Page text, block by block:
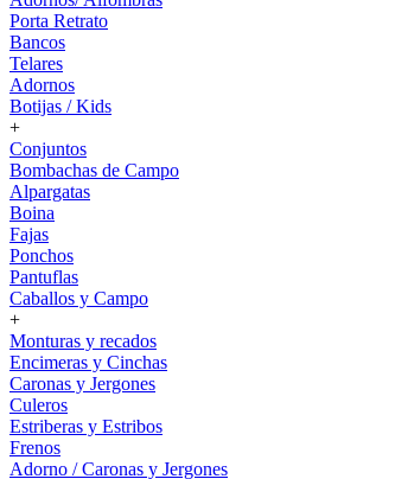
Porta Retrato
Bancos
Telares
Adornos
Botijas / Kids
+
Conjuntos
Bombachas de Campo
Alpargatas
Boina
Fajas
Ponchos
Pantuflas
Caballos y Campo
+
Monturas y recados
Encimeras y Cinchas
Caronas y Jergones
Culeros
Estriberas y Estribos
Frenos
Adorno / Caronas y Jergones